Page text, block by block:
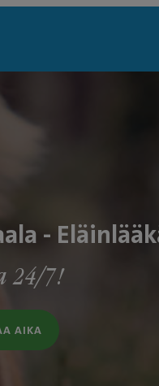
-
24/7!
AIKA